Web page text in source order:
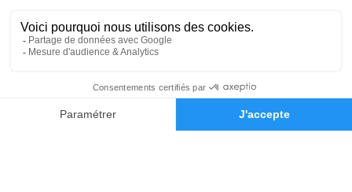
Demande de devis
18 Rue Jules Ferry - 13120 - Gardanne
5/5 - 344 avis
Nos Services
Demande de rendez-vous en